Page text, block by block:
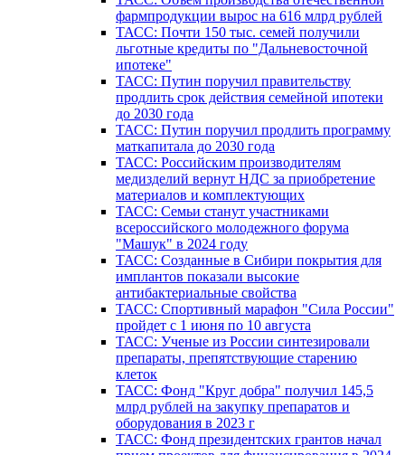
фармпродукции вырос на 616 млрд рублей
ТАСС: Почти 150 тыс. семей получили
льготные кредиты по "Дальневосточной
ипотеке"
ТАСС: Путин поручил правительству
продлить срок действия семейной ипотеки
до 2030 года
ТАСС: Путин поручил продлить программу
маткапитала до 2030 года
ТАСС: Российским производителям
медизделий вернут НДС за приобретение
материалов и комплектующих
ТАСС: Семьи станут участниками
всероссийского молодежного форума
"Машук" в 2024 году
ТАСС: Созданные в Сибири покрытия для
имплантов показали высокие
антибактериальные свойства
ТАСС: Спортивный марафон "Сила России"
пройдет с 1 июня по 10 августа
ТАСС: Ученые из России синтезировали
препараты, препятствующие старению
клеток
ТАСС: Фонд "Круг добра" получил 145,5
млрд рублей на закупку препаратов и
оборудования в 2023 г
ТАСС: Фонд президентских грантов начал